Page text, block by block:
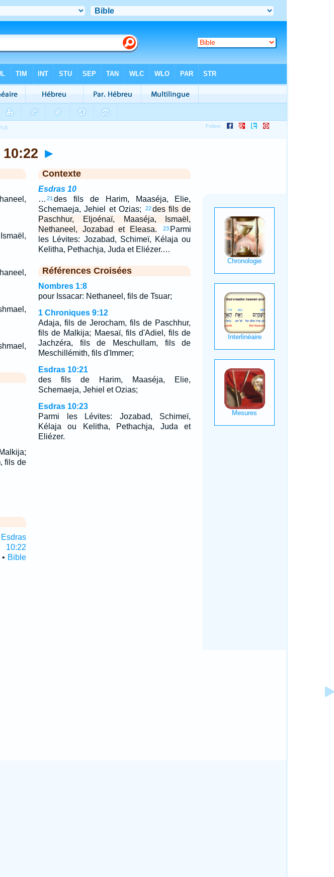
►
fils de
Esdras
10:22
• Bible
Contexte
Esdras 10
… 21 des fils de Harim, Maaséja, Elie,
Schemaeja, Jehiel et Ozias;
22des fils de
Paschhur, Eljoénaï, Maaséja, Ismaël,
Nethaneel, Jozabad et Eleasa.
23 Parmi
les Lévites: Jozabad, Schimeï, Kélaja ou
Kelitha, Pethachja, Juda et Eliézer.…
Références Croisées
Nombres 1:8
pour Issacar: Nethaneel, fils de Tsuar;
1 Chroniques 9:12
Adaja, fils de Jerocham, fils de Paschhur,
fils de Malkija; Maesaï, fils d'Adiel, fils de
Jachzéra, fils de Meschullam, fils de
Meschillémith, fils d'Immer;
Esdras 10:21
des fils de Harim, Maaséja, Elie,
Schemaeja, Jehiel et Ozias;
Esdras 10:23
Parmi les Lévites: Jozabad, Schimeï,
Kélaja ou Kelitha, Pethachja, Juda et
Eliézer.